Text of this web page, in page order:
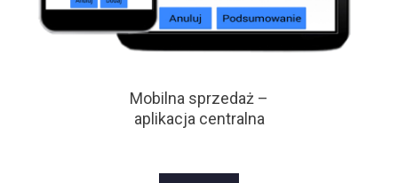
Mobilna sprzedaż –
aplikacja centralna